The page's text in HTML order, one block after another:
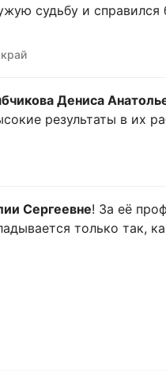
судьбу и
Дениса
результаты в их
Сергеевне! За её
только так,